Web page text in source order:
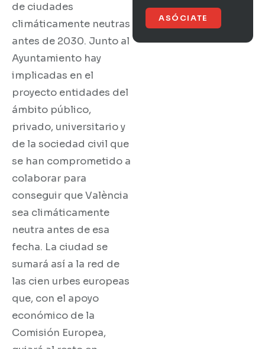
de ciudades
climáticamente neutras
antes de 2030. Junto al
Ayuntamiento hay
implicadas en el
proyecto entidades del
ámbito público,
privado, universitario y
de la sociedad civil que
se han comprometido a
colaborar para
conseguir que València
sea climáticamente
neutra antes de esa
fecha. La ciudad se
sumará así a la red de
las cien urbes europeas
que, con el apoyo
económico de la
Comisión Europea,
ASÓCIATE